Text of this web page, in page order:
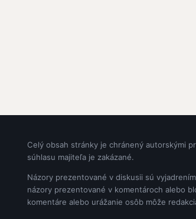
Celý obsah stránky je chránený autorskými
súhlasu majiteľa je zakázané.
Názory prezentované v diskusii sú
názory prezentované v komentároch alebo
komentáre alebo urážanie osôb môže